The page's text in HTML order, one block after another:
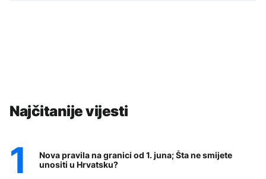
Najčitanije vijesti
Nova pravila na granici od 1. juna; Šta ne smijete
unositi u Hrvatsku?